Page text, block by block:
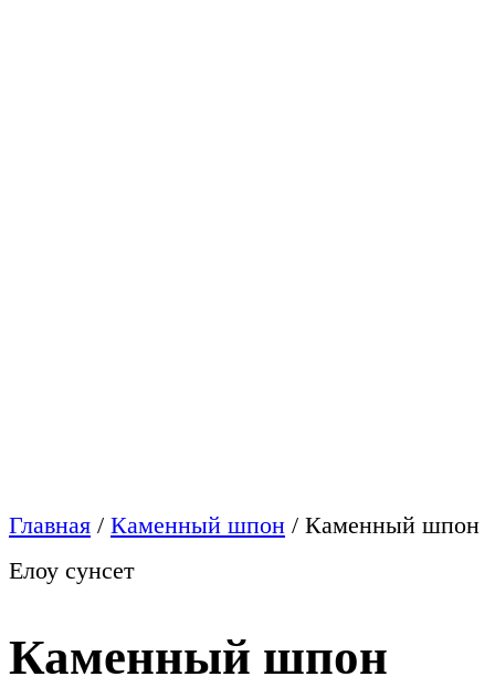
Главная / Каменный шпон / Каменный шпон
Елоу сунсет
Каменный шпон